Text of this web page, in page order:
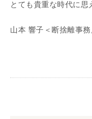
とても貴重な時代に思
山本 響子＜断捨離事務